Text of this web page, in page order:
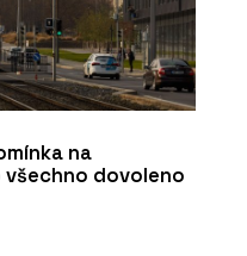
na
všechno dovoleno